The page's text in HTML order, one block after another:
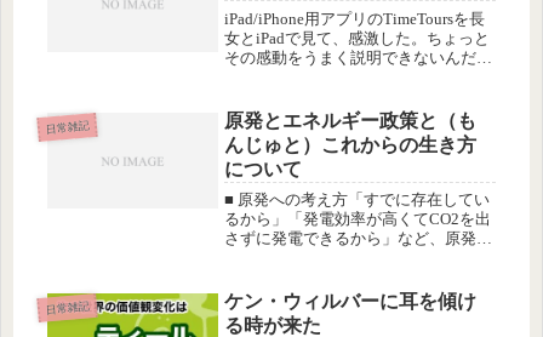
iPad/iPhone用アプリのTimeToursを長
女とiPadで見て、感激した。ちょっと
その感動をうまく説明できないんだけ
てみてくださいな。今日は、いろんな
細かい雑用で...
日常雑記
原発とエネルギー政策と（も
んじゅと）これからの生き方
について
■ 原発への考え方「すでに存在してい
るから」「発電効率が高くてCO2を出
さずに発電できるから」など、原発推
っていーんじゃね？」くらいに思って
いました。が、Fukushima...
日常雑記
ケン・ウィルバーに耳を傾け
る時が来た